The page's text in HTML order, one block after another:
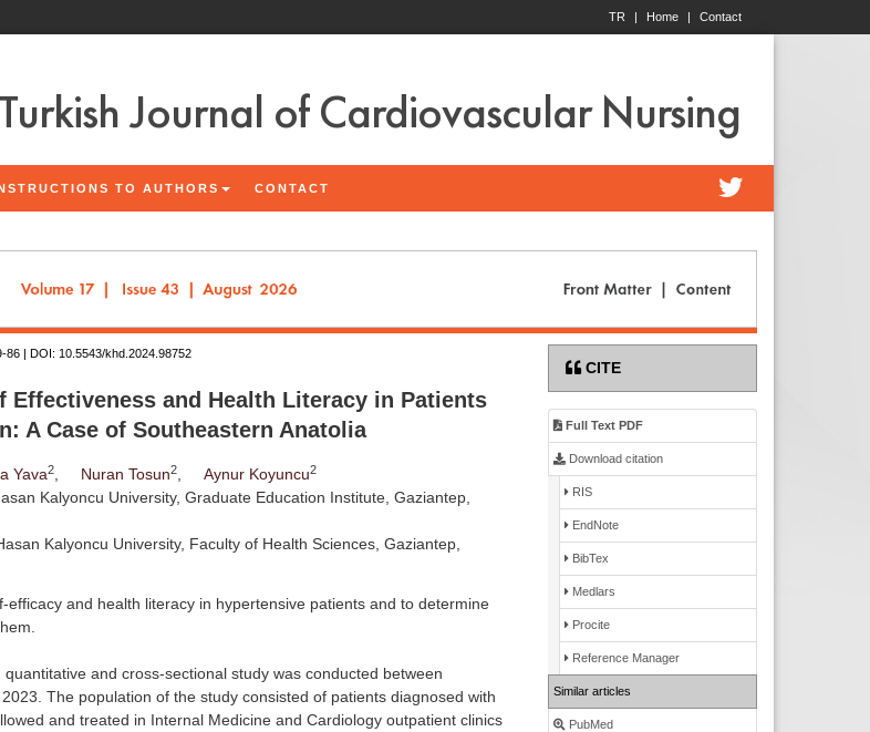
Contact
Home |
TR |
Turkish Journal of Cardiovascular Nursing
TO AUTHORS CONTACT
86 | DOI: 10.5543/khd.2024.98752
Effectiveness and Health Literacy in Patients
A Case of Southeastern Anatolia
Yava2, Nuran Tosun2, Aynur Koyuncu2
Kalyoncu University, Graduate Education Institute, Gaziantep,
Kalyoncu University, Faculty of Health Sciences, Gaziantep,
efficacy and health literacy in hypertensive patients and to determine
and cross-sectional study was conducted between
The population of the study consisted of patients diagnosed with
and treated in Internal Medicine and Cardiology outpatient clinics
CITE
Full Text PDF
Download citation
RIS
EndNote
BibTex
Medlars
Procite
Reference Manager
Similar articles
PubMed